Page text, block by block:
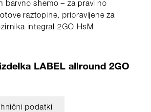
barvno shemo – za pravilno
raztopine, pripravljene za
integral 2GO HsM
LABEL allround 2GO
podatki